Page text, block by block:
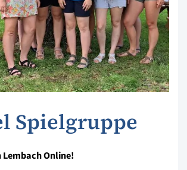
Spielgruppe
Lembach Online!